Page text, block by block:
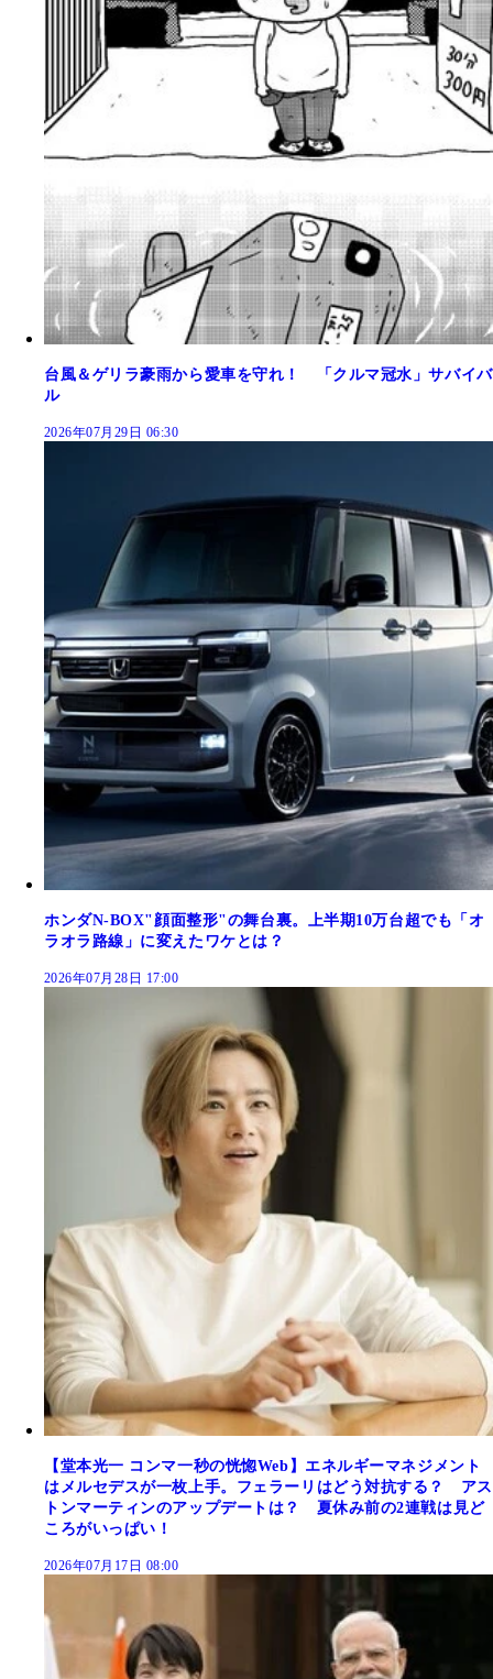
台風＆ゲリラ豪雨から愛車を守れ！ 「クルマ冠水」サバイバ
ル
2026年07月29日 06:30
ホンダN-BOX"顔面整形"の舞台裏。上半期10万台超でも「オ
ラオラ路線」に変えたワケとは？
2026年07月28日 17:00
【堂本光一 コンマ一秒の恍惚Web】エネルギーマネジメント
はメルセデスが一枚上手。フェラーリはどう対抗する？ アス
トンマーティンのアップデートは？ 夏休み前の2連戦は見ど
ころがいっぱい！
2026年07月17日 08:00